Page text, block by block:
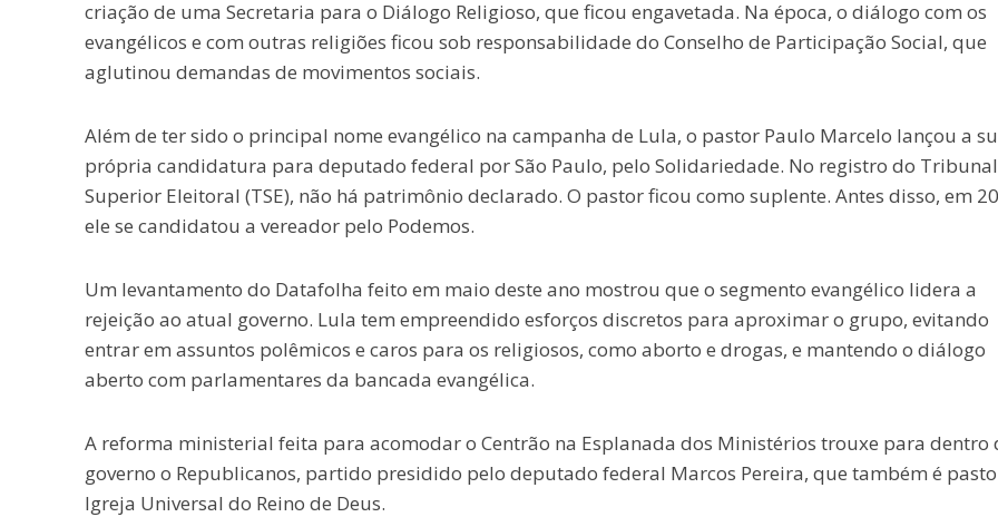
criação de uma Secretaria para o Diálogo Religioso, que ficou engavetada. Na época, o diálogo com os
evangélicos e com outras religiões ficou sob responsabilidade do Conselho de Participação Social, que
aglutinou demandas de movimentos sociais.
Além de ter sido o principal nome evangélico na campanha de Lula, o pastor Paulo Marcelo lançou a
própria candidatura para deputado federal por São Paulo, pelo Solidariedade. No registro do Tribunal
Superior Eleitoral (TSE), não há patrimônio declarado. O pastor ficou como suplente. Antes disso, em
ele se candidatou a vereador pelo Podemos.
Um levantamento do Datafolha feito em maio deste ano mostrou que o segmento evangélico lidera a
rejeição ao atual governo. Lula tem empreendido esforços discretos para aproximar o grupo, evitando
entrar em assuntos polêmicos e caros para os religiosos, como aborto e drogas, e mantendo o diálogo
aberto com parlamentares da bancada evangélica.
A reforma ministerial feita para acomodar o Centrão na Esplanada dos Ministérios trouxe para dentro
governo o Republicanos, partido presidido pelo deputado federal Marcos Pereira, que também é
Igreja Universal do Reino de Deus.